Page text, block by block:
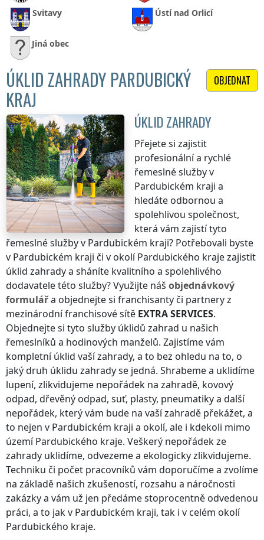
Svitavy Ústí nad Orlicí
Jiná obec
OBJEDNAT
ÚKLID ZAHRADY PARDUBICKÝ
KRAJ
ÚKLID ZAHRADY
Přejete si zajistit
profesionální a rychlé
řemeslné službyv
Pardubickém kraji a
hledáte odbornou a
spolehlivou společnost,
která vám zajistí tyto
řemeslné službyv Pardubickém kraji? Potřebovali byste
v Pardubickém kraji či v okolíPardubického krajezajistit
úklid zahrady a sháníte kvalitního a spolehlivého
dodavatele této služby? Využijte náš objednávkový
formulářa objednejte si franchisanty či partnery z
mezinárodní franchisové sítě EXTRA SERVICES.
Objednejte si tyto služby úklidů zahrad u našich
řemeslníků a hodinových manželů. Zajistíme vám
kompletní úklid vaší zahrady, a to bez ohledu na to, o
jaký druh úklidu zahrady se jedná. Shrabeme a uklidíme
lupení, zlikvidujeme nepořádek na zahradě, kovový
odpad, dřevěný odpad, suť, plasty, pneumatiky a další
nepořádek, který vám bude na vaší zahradě překážet, a
to nejen v Pardubickém kraji a okolí, ale i kdekoli mimo
území Pardubického kraje. Veškerý nepořádek ze
zahrady uklidíme, odvezeme a ekologicky zlikvidujeme.
Techniku či počet pracovníků vám doporučíme a zvolíme
na základě našich zkušeností, rozsahu a náročnosti
zakázky a vám už jen předáme stoprocentně odvedenou
práci, a to jakv Pardubickém kraji, tak i v celém okolí
Pardubického kraje.